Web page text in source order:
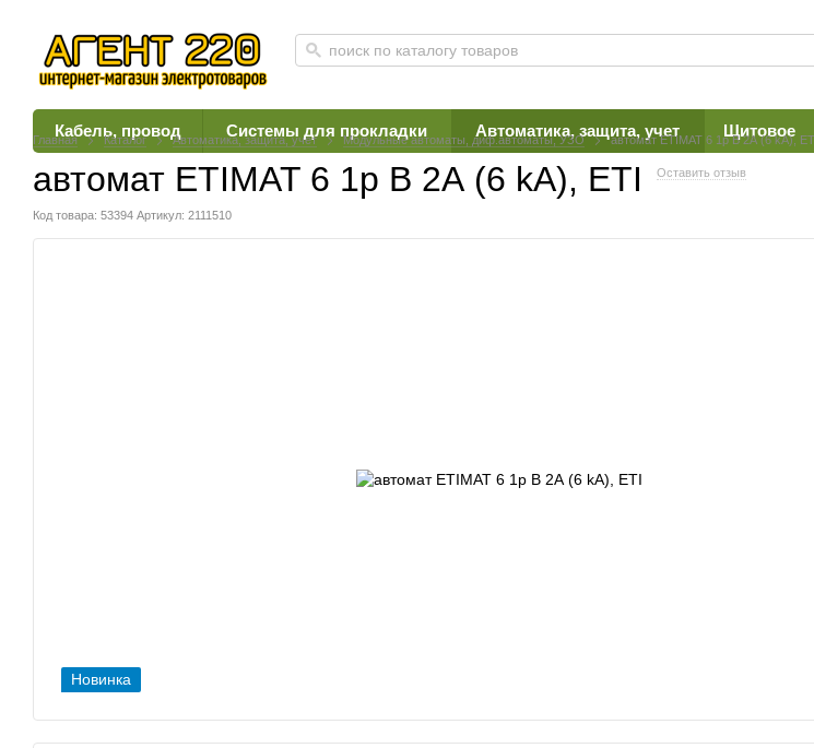
Кабель, провод Системы для прокладки Автоматика, защита, учет Щитовое
Главная Каталог Автоматика, защита, учет Модульные автоматы, диф.автоматы, УЗО автомат ETIMAT 6 1p B 2А (6 kA),
автомат ETIMAT 6 1p B 2А (6 kA), ETI Оставить отзыв
Код товара: 53394 Артикул: 2111510
Новинка